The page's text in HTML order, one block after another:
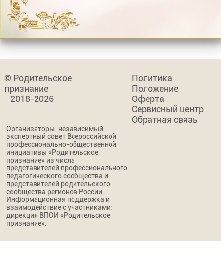
© Родительское
признание
2018-2026
Политика
Положение
Оферта
Сервисный центр
Обратная связь
Организаторы: независимый
экспертный совет Всероссийской
профессионально-общественной
инициативы «Родительское
признание» из числа
представителей профессионального
педагогического сообщества и
представителей родительского
сообщества регионов России.
Информационная поддержка и
взаимодействие с участниками:
дирекция ВПОИ «Родительское
признание».